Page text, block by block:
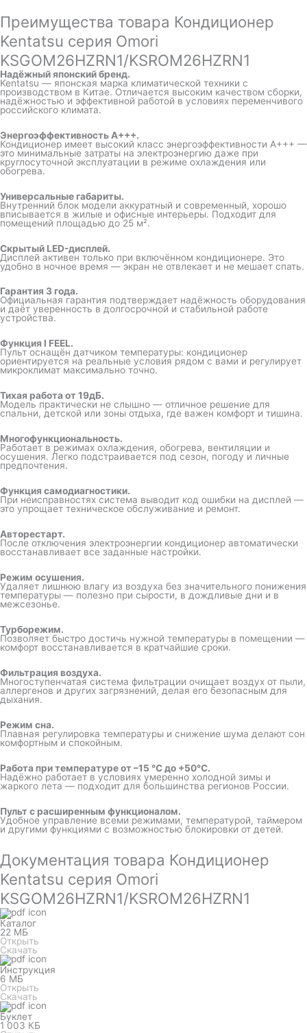
Преимущества товара Кондиционер
Kentatsu серия Omori
KSGOM26HZRN1/KSROM26HZRN1
Надёжный японский бренд.
Kentatsu — японская марка климатической техники с
производством в Китае. Отличается высоким качеством сборки,
надёжностью и эффективной работой в условиях переменчивого
российского климата.
Энергоэффективность A+++.
Кондиционер имеет высокий класс энергоэффективности A+++ —
это минимальные затраты на электроэнергию даже при
круглосуточной эксплуатации в режиме охлаждения или
обогрева.
Универсальные габариты.
Внутренний блок модели аккуратный и современный, хорошо
вписывается в жилые и офисные интерьеры. Подходит для
помещений площадью до 25 м².
Скрытый LED-дисплей.
Дисплей активен только при включённом кондиционере. Это
удобно в ночное время — экран не отвлекает и не мешает спать.
Гарантия 3 года.
Официальная гарантия подтверждает надёжность оборудования
и даёт уверенность в долгосрочной и стабильной работе
устройства.
Функция I FEEL.
Пульт оснащён датчиком температуры: кондиционер
ориентируется на реальные условия рядом с вами и регулирует
микроклимат максимально точно.
Тихая работа от 19дБ.
Модель практически не слышно — отличное решение для
спальни, детской или зоны отдыха, где важен комфорт и тишина.
Многофункциональность.
Работает в режимах охлаждения, обогрева, вентиляции и
осушения. Легко подстраивается под сезон, погоду и личные
предпочтения.
Функция самодиагностики.
При неисправностях система выводит код ошибки на дисплей —
это упрощает техническое обслуживание и ремонт.
Авторестарт.
После отключения электроэнергии кондиционер автоматически
восстанавливает все заданные настройки.
Режим осушения.
Удаляет лишнюю влагу из воздуха без значительного понижения
температуры — полезно при сырости, в дождливые дни и в
межсезонье.
Турборежим.
Позволяет быстро достичь нужной температуры в помещении —
комфорт восстанавливается в кратчайшие сроки.
Фильтрация воздуха.
Многоступенчатая система фильтрации очищает воздух от пыли,
аллергенов и других загрязнений, делая его безопасным для
дыхания.
Режим сна.
Плавная регулировка температуры и снижение шума делают сон
комфортным и спокойным.
Работа при температуре от –15 °C до +50°C.
Надёжно работает в условиях умеренно холодной зимы и
жаркого лета — подходит для большинства регионов России.
Пульт с расширенным функционалом.
Удобное управление всеми режимами, температурой, таймером
и другими функциями с возможностью блокировки от детей.
Документация товара Кондиционер
Kentatsu серия Omori
KSGOM26HZRN1/KSROM26HZRN1
Каталог
22 МБ
Открыть
Скачать
Инструкция
6 МБ
Открыть
Скачать
Буклет
1 003 КБ